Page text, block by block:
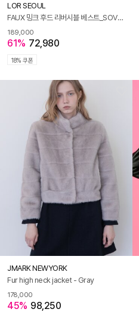
LOR SEOUL
FAUX 밍크 후드 리버시블 베스트_SOVS251205
189,000
61% 72,980
18% 쿠폰
JMARK NEWYORK
Fur high neck jacket - Gray
178,000
45% 98,250